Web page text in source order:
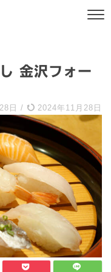
金沢フォー
日 / 2024年11月28日